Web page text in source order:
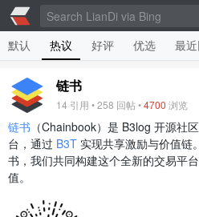
默认
热议 好评 优选 最
链书
14 引用 •258 回帖 •4700 浏览
链书 （Chainbook）是 B3log 开源社
台，通过 B3T 实现共享激励与价值链
书，我们共同构建这个全新的交易平
值。